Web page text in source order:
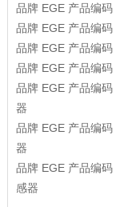
品牌 EGE 产品编码
品牌 EGE 产品编码
品牌 EGE 产品编码
品牌 EGE 产品编码
品牌 EGE 产品编码
器
品牌 EGE 产品编码
器
品牌 EGE 产品编码
感器